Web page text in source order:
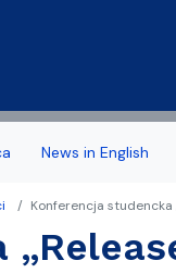
dostępności
kształcenia
News in English
Konferencja studencka